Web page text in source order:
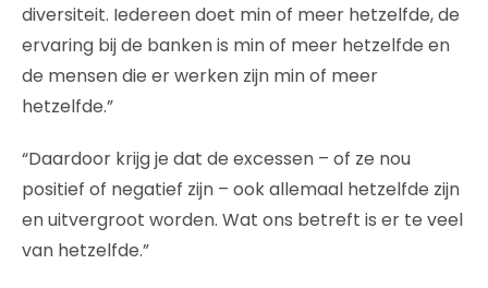
diversiteit. Iedereen doet min of meer hetzelfde, de
ervaring bij de banken is min of meer hetzelfde en
de mensen die er werken zijn min of meer
hetzelfde.”
“Daardoor krijg je dat de excessen – of ze nou
positief of negatief zijn – ook allemaal hetzelfde zijn
en uitvergroot worden. Wat ons betreft is er te veel
van hetzelfde.”